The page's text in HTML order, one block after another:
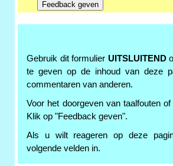
Gebruik dit formulier UITSLUITEND
te geven op de inhoud van deze
commentaren van anderen.
Voor het doorgeven van taalfouten
Klik op "Feedback geven".
Als u wilt reageren op deze
volgende velden in.